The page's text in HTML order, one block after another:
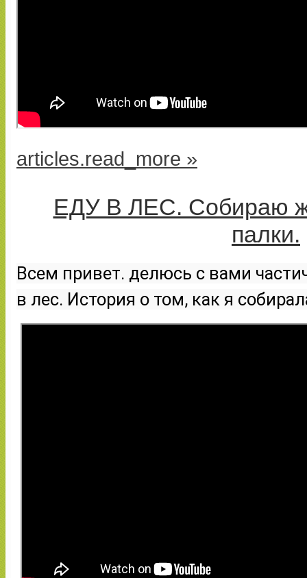
articles.read_more »
ЕДУ В ЛЕС. Собираю
палки.
Всем привет. делюсь с вами
в лес. История о том, как я